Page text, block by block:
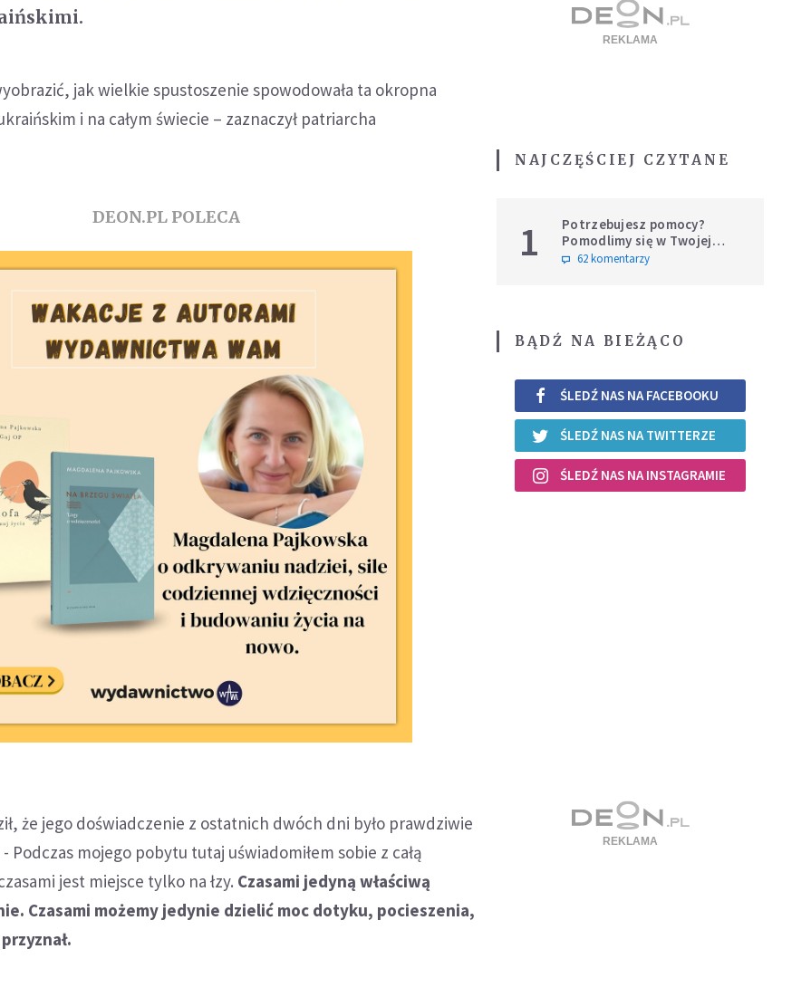
jak wielkie spustoszenie spowodowała ta okropna
i na całym świecie – zaznaczył patriarcha
DEON.PL POLECA
że jego doświadczenie z ostatnich dwóch dni było prawdziwie
Podczas mojego pobytu tutaj uświadomiłem sobie z całą
jest miejsce tylko na łzy. Czasami jedyną właściwą
Czasami możemy jedynie dzielić moc dotyku, pocieszenia,
NAJCZĘŚCIEJ CZYTANE
1
Potrzebujesz pomocy?
Pomodlimy się w Twojej
intencji
62 komentarzy
BĄDŹ NA BIEŻĄCO
ŚLEDŹ NAS NA FACEBOOKU
ŚLEDŹ NAS NA TWITTERZE
ŚLEDŹ NAS NA INSTAGRAMIE